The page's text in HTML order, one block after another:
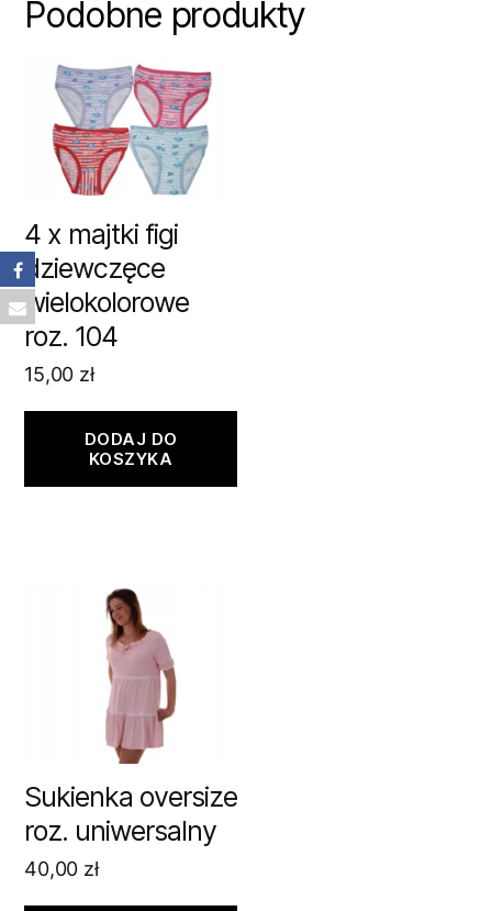
Podobne produkty
4 x majtki figi
dziewczęce
wielokolorowe
roz. 104
15,00 zł
DODAJ DO
KOSZYKA
Sukienka oversize
roz. uniwersalny
40,00 zł